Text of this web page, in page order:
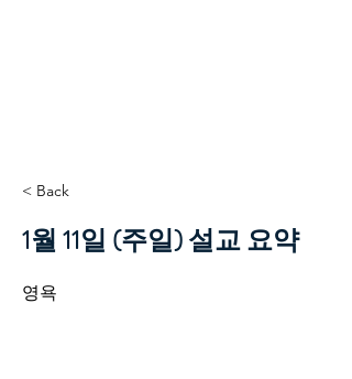
< Back
1월 11일 (주일) 설교 요약
영욕